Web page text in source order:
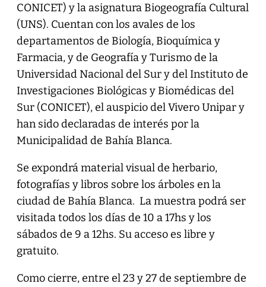
CONICET) y la asignatura Biogeografía Cultural
(UNS). Cuentan con los avales de los
departamentos de Biología, Bioquímica y
Farmacia, y de Geografía y Turismo de la
Universidad Nacional del Sur y del Instituto de
Investigaciones Biológicas y Biomédicas del
Sur (CONICET), el auspicio del Vivero Unipar y
han sido declaradas de interés por la
Municipalidad de Bahía Blanca.
Se expondrá material visual de herbario,
fotografías y libros sobre los árboles en la
ciudad de Bahía Blanca. La muestra podrá ser
visitada todos los días de 10 a 17hs y los
sábados de 9 a 12hs. Su acceso es libre y
gratuito.
Como cierre, entre el 23 y 27 de septiembre de